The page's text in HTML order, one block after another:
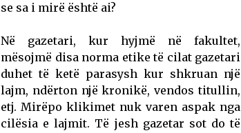
se sa i mirë është ai?
Në gazetari, kur hyjmë në fakultet,
mësojmë disa norma etike të cilat gazetari
duhet të ketë parasysh kur shkruan një
lajm, ndërton një kronikë, vendos titullin,
etj. Mirëpo klikimet nuk varen aspak nga
cilësia e lajmit. Të jesh gazetar sot do të